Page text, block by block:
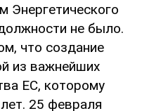
Энергетического
не было.
что создание
из важнейших
ЕС, которому
25 февраля